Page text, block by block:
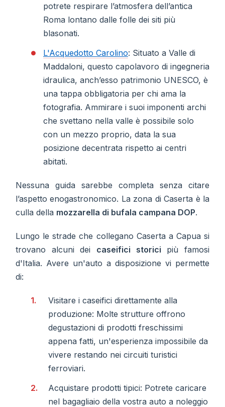
potrete respirare l’atmosfera dell’antica
Roma lontano dalle folle dei siti più
blasonati.
L'Acquedotto Carolino: Situato a Valle di
Maddaloni, questo capolavoro di ingegneria
idraulica, anch’esso patrimonio UNESCO, è
una tappa obbligatoria per chi ama la
fotografia. Ammirare i suoi imponenti archi
che svettano nella valle è possibile solo
con un mezzo proprio, data la sua
posizione decentrata rispetto ai centri
abitati.
Nessuna guida sarebbe completa senza citare
l’aspetto enogastronomico. La zona di Caserta è la
culla della mozzarella di bufala campana DOP.
Lungo le strade che collegano Caserta a Capua si
trovano alcuni dei caseifici storici più famosi
d'Italia. Avere un'auto a disposizione vi permette
di:
Visitare i caseifici direttamente alla
produzione: Molte strutture offrono
degustazioni di prodotti freschissimi
appena fatti, un'esperienza impossibile da
vivere restando nei circuiti turistici
ferroviari.
Acquistare prodotti tipici: Potrete caricare
nel bagagliaio della vostra auto a noleggio